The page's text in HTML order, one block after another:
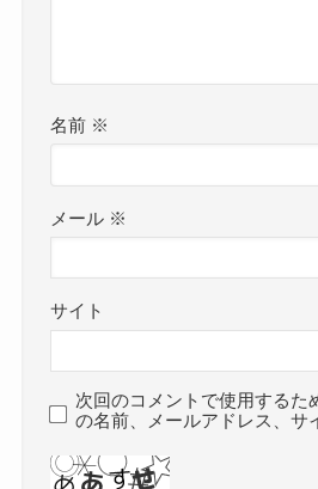
名前 ※
メール ※
サイト
次回のコメントで使用するた
の名前、メールアドレス、サ